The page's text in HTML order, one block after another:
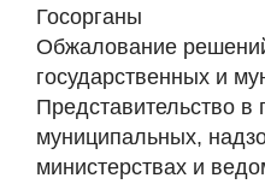
Госорганы
Обжалование
государственных и
Представительство в
муниципальных,
министерствах и